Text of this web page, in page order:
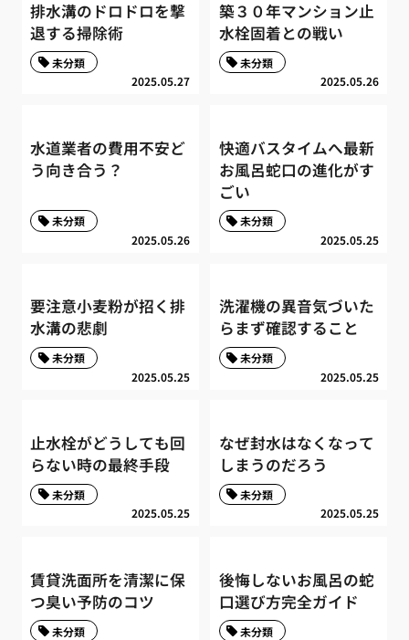
排水溝のドロドロを撃
退する掃除術
2025.05.27
未分類
築３０年マンション止
水栓固着との戦い
2025.05.26
未分類
水道業者の費用不安ど
う向き合う？
2025.05.26
未分類
快適バスタイムへ最新
お風呂蛇口の進化がす
ごい
2025.05.25
未分類
要注意小麦粉が招く排
水溝の悲劇
2025.05.25
未分類
洗濯機の異音気づいた
らまず確認すること
2025.05.25
未分類
止水栓がどうしても回
らない時の最終手段
2025.05.25
未分類
なぜ封水はなくなって
しまうのだろう
2025.05.25
未分類
賃貸洗面所を清潔に保
つ臭い予防のコツ
未分類
後悔しないお風呂の蛇
口選び方完全ガイド
未分類